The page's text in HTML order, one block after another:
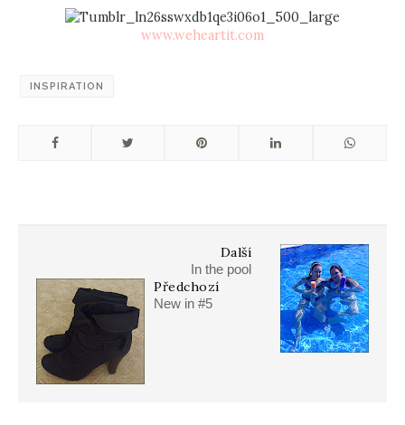
www.weheartit.com
INSPIRATION
Další
In the pool
Předchozí
New in #5